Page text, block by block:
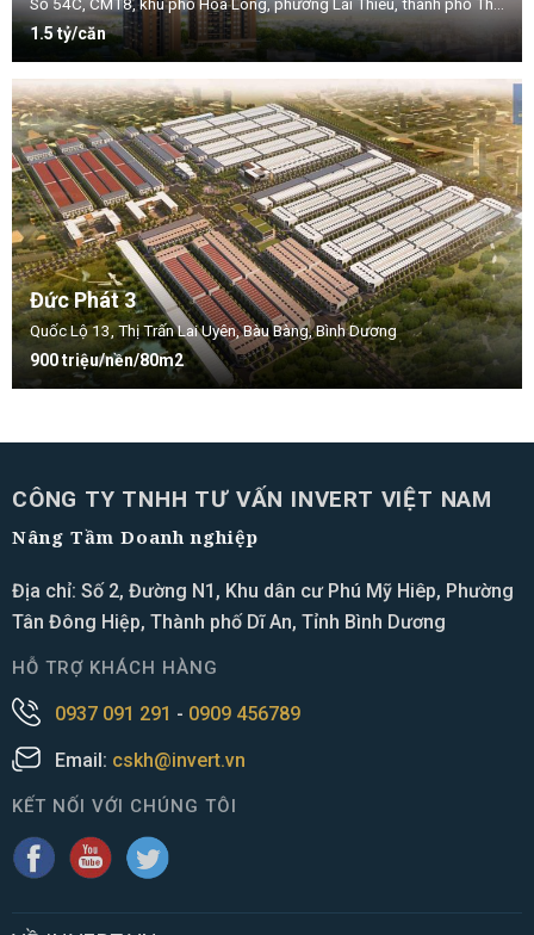
1.5 tỷ/căn
Đức Phát 3
Quốc Lộ 13, Thị Trấn Lai Uyên, Bàu Bàng, Bình Dương
900 triệu/nền/80m2
CÔNG TY TNHH TƯ VẤN INVERT VIỆT NAM
Nâng Tầm Doanh nghiệp
Địa chỉ: Số 2, Đường N1, Khu dân cư Phú Mỹ Hiêp, Phường
Tân Đông Hiệp, Thành phố Dĩ An, Tỉnh Bình Dương
HỖ TRỢ KHÁCH HÀNG
0937 091 291 - 0909 456789
Email: cskh@invert.vn
KẾT NỐI VỚI CHÚNG TÔI